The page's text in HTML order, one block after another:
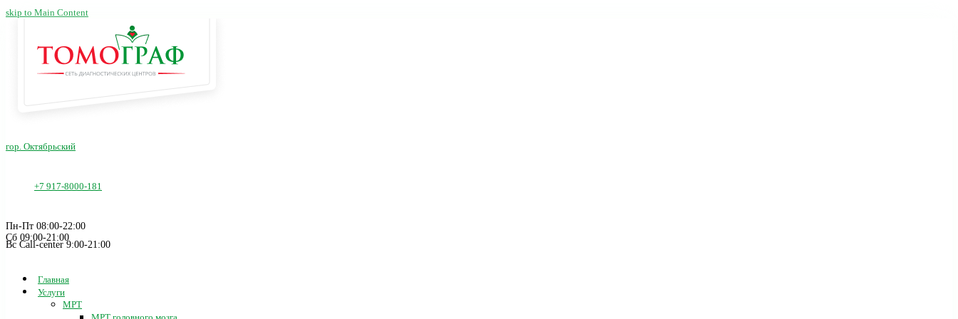
skip to Main Content
гор. Октябрьский
+7 917-8000-181
Пн-Пт 08:00-22:00
Сб 09:00-21:00
Вс Call-center 9:00-21:00
Главная
Услуги
МРТ